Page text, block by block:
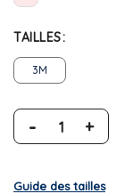
TAILLES
3M
- +
Guide des tailles